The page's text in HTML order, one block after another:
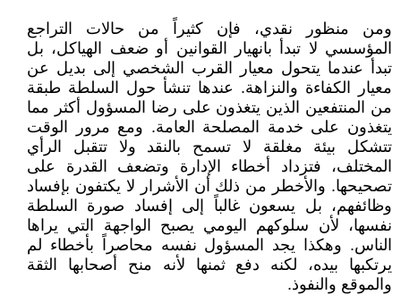
ومن منظور نقدي، فإن كثيراً من حالات التراجع
المؤسسي لا تبدأ بانهيار القوانين أو ضعف الهياكل، بل
تبدأ عندما يتحول معيار القرب الشخصي إلى بديل عن
معيار الكفاءة والنزاهة. عندها تنشأ حول السلطة طبقة
من المنتفعين الذين يتغذون على رضا المسؤول أكثر مما
يتغذون على خدمة المصلحة العامة. ومع مرور الوقت
تتشكل بيئة مغلقة لا تسمح بالنقد ولا تتقبل الرأي
المختلف، فتزداد أخطاء الإدارة وتضعف القدرة على
تصحيحها. والأخطر من ذلك أن الأشرار لا يكتفون بإفساد
وظائفهم، بل يسعون غالباً إلى إفساد صورة السلطة
نفسها، لأن سلوكهم اليومي يصبح الواجهة التي يراها
الناس. وهكذا يجد المسؤول نفسه محاصراً بأخطاء لم
يرتكبها بيده، لكنه دفع ثمنها لأنه منح أصحابها الثقة
والموقع والنفوذ.